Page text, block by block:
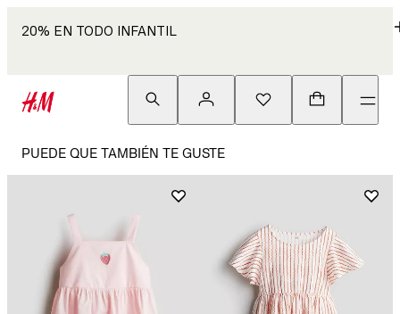
20% EN TODO INFANTIL
PUEDE QUE TAMBIÉN TE GUSTE